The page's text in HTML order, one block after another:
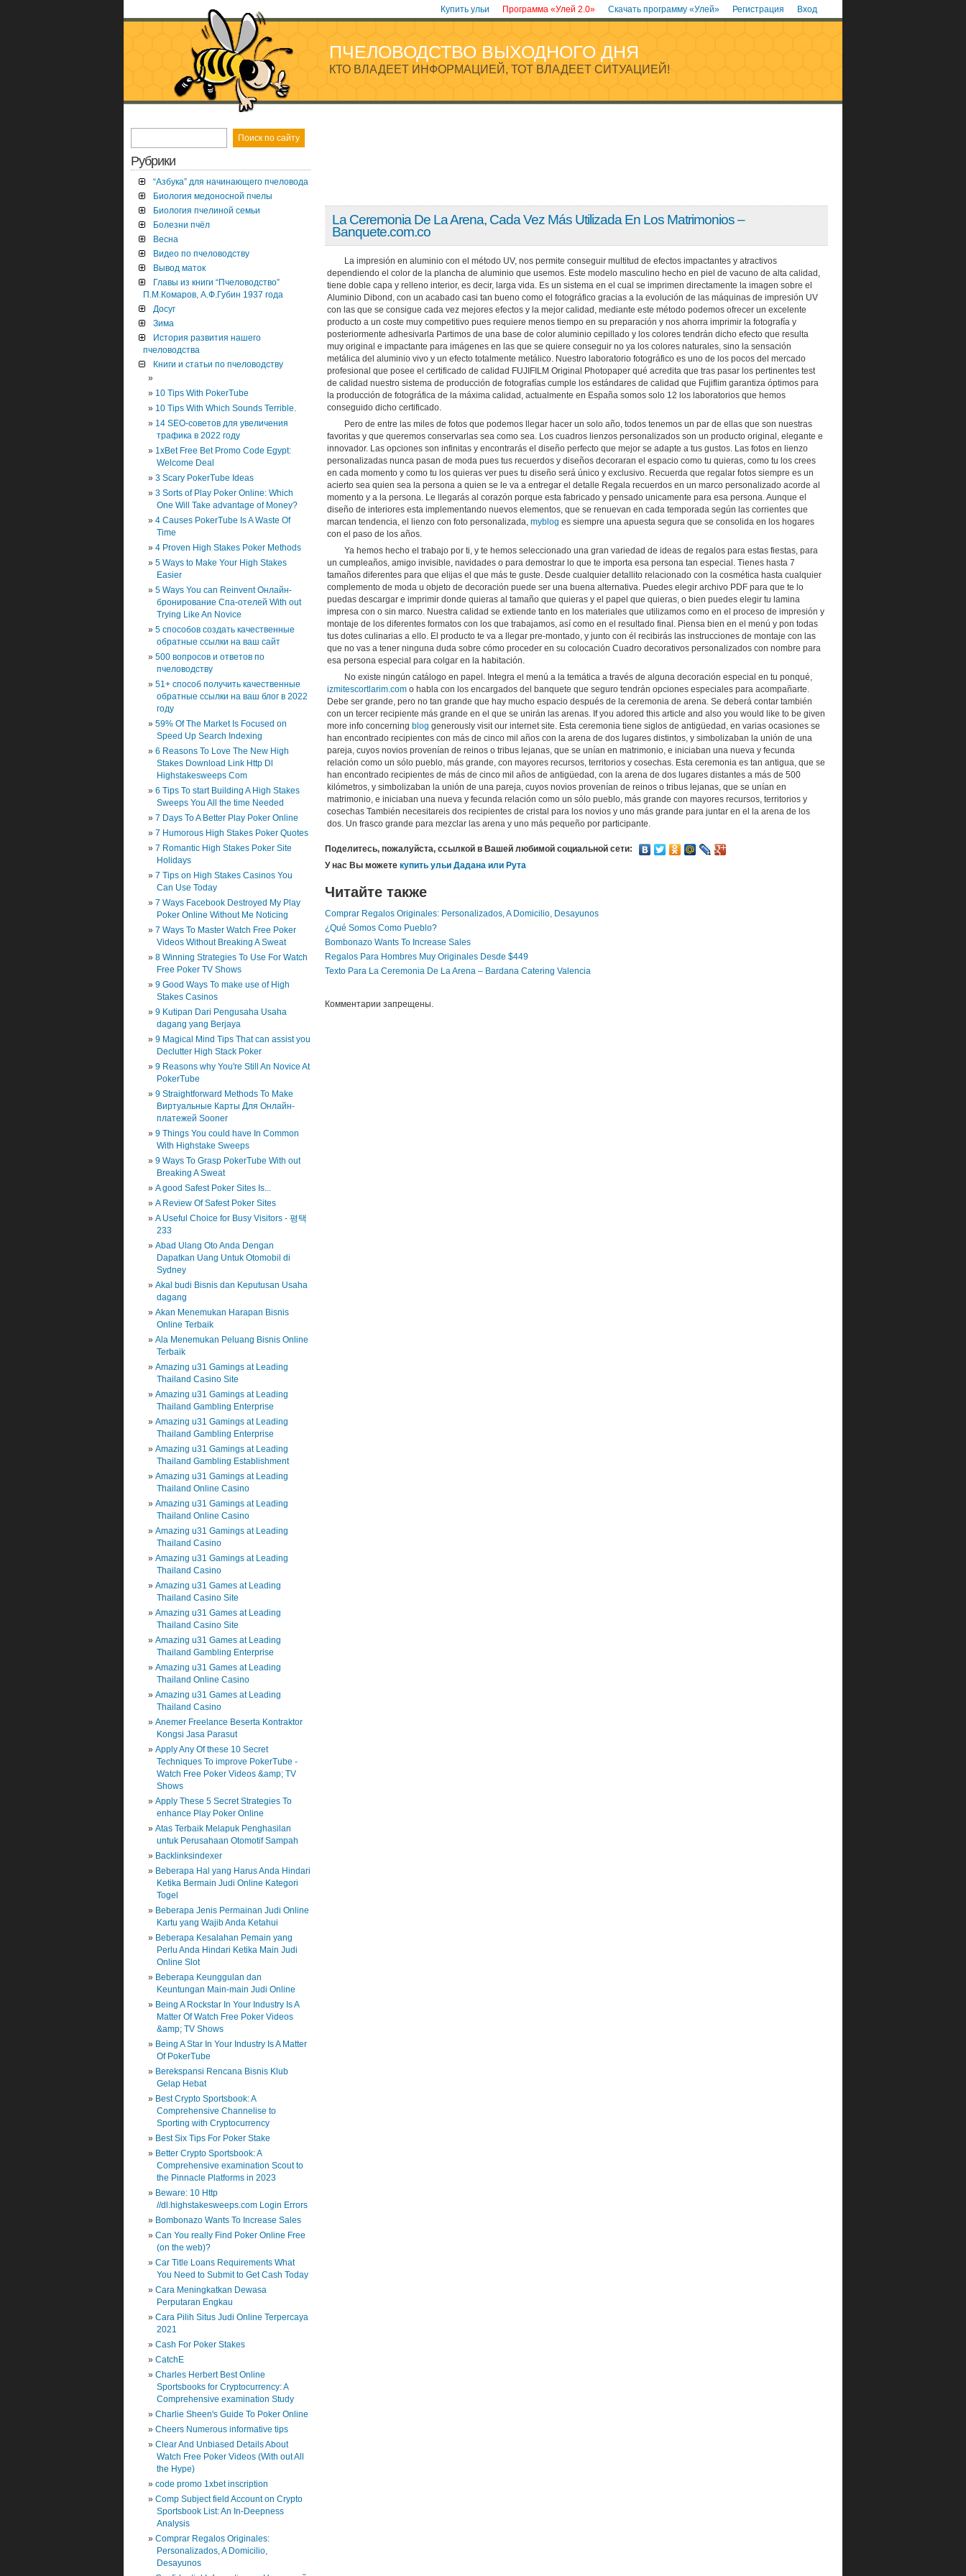
Купить ульи Программа «Улей 2.0» Скачать программу «Улей» Регистрация Вход
ПЧЕЛОВОДСТВО ВЫХОДНОГО ДНЯ
КТО ВЛАДЕЕТ ИНФОРМАЦИЕЙ, ТОТ ВЛАДЕЕТ СИТУАЦИЕЙ!
La Ceremonia De La Arena, Cada Vez Más Utilizada En Los Matrimonios –
Banquete.com.co
La impresión en aluminio con el método UV, nos permite conseguir multitud de efectos impactantes y atractivos
dependiendo el color de la plancha de aluminio que usemos. Este modelo masculino hecho en piel de vacuno de alta calidad,
tiene doble capa y relleno interior, es decir, larga vida. Es un sistema en el cual se imprimen directamente la imagen sobre el
Aluminio Dibond, con un acabado casi tan bueno como el fotográfico gracias a la evolución de las máquinas de impresión UV
con las que se consigue cada vez mejores efectos y la mejor calidad, mediante este método podemos ofrecer un excelente
producto a un coste muy competitivo pues requiere menos tiempo en su preparación y nos ahorra imprimir la fotografía y
posteriormente adhesivarla Partimos de una base de color aluminio cepillado y los colores tendrán dicho efecto que resulta
muy original e impactante para imágenes en las que se quiere conseguir no ya los colores naturales, sino la sensación
metálica del aluminio vivo y un efecto totalmente metálico. Nuestro laboratorio fotográfico es uno de los pocos del mercado
profesional que posee el certificado de calidad FUJIFILM Original Photopaper qué acredita que tras pasar los pertinentes test
de calidad nuestro sistema de producción de fotografías cumple los estándares de calidad que Fujiflim garantiza óptimos para
la producción de fotográfica de la máxima calidad, actualmente en España somos solo 12 los laboratorios que hemos
conseguido dicho certificado.
Pero de entre las miles de fotos que podemos llegar hacer un solo año, todos tenemos un par de ellas que son nuestras
favoritas y que queremos conservarlas sea como sea. Los cuadros lienzos personalizados son un producto original, elegante e
innovador. Las opciones son infinitas y encontrarás el diseño perfecto que mejor se adapte a tus gustos. Las fotos en lienzo
personalizadas nunca pasan de moda pues tus recuerdos y diseños decoraran el espacio como tu quieras, como tu los crees
en cada momento y como tu los quieras ver pues tu diseño será único y exclusivo. Recuerda que regalar fotos siempre es un
acierto sea quien sea la persona a quien se le va a entregar el detalle Regala recuerdos en un marco personalizado acorde al
momento y a la persona. Le llegarás al corazón porque esta fabricado y pensado unicamente para esa persona. Aunque el
diseño de interiores esta implementando nuevos elementos, que se renuevan en cada temporada según las corrientes que
marcan tendencia, el lienzo con foto personalizada, myblog es siempre una apuesta segura que se consolida en los hogares
con el paso de los años.
Ya hemos hecho el trabajo por ti, y te hemos seleccionado una gran variedad de ideas de regalos para estas fiestas, para
un cumpleaños, amigo invisible, navidades o para demostrar lo que te importa esa persona tan especial. Tienes hasta 7
tamaños diferentes para que elijas el que más te guste. Desde cualquier detallito relacionado con la cosmética hasta cualquier
complemento de moda u objeto de decoración puede ser una buena alternativa. Puedes elegir archivo PDF para que te lo
puedas descargar e imprimir donde quieras al tamaño que quieras y el papel que quieras, o bien puedes elegir tu lamina
impresa con o sin marco. Nuestra calidad se extiende tanto en los materiales que utilizamos como en el proceso de impresión y
montaje de los diferentes formatos con los que trabajamos, así como en el resultado final. Piensa bien en el menú y pon todas
tus dotes culinarias a ello. El producto te va a llegar pre-montado, y junto con él recibirás las instrucciones de montaje con las
que no vas a tener ninguna duda sobre cómo proceder en su colocación Cuadro decorativos personalizados con nombre para
esa persona especial para colgar en la habitación.
No existe ningún catálogo en papel. Integra el menú a la temática a través de alguna decoración especial en tu ponqué,
izmitescortlarim.com o habla con los encargados del banquete que seguro tendrán opciones especiales para acompañarte.
Debe ser grande, pero no tan grande que hay mucho espacio después de la ceremonia de arena. Se deberá contar también
con un tercer recipiente más grande en el que se unirán las arenas. If you adored this article and also you would like to be given
more info concerning blog generously visit our internet site. Esta ceremonia tiene siglos de antigüedad, en varias ocasiones se
han encontrado recipientes con más de cinco mil años con la arena de dos lugares distintos, y simbolizaban la unión de una
pareja, cuyos novios provenían de reinos o tribus lejanas, que se unían en matrimonio, e iniciaban una nueva y fecunda
relación como un sólo pueblo, más grande, con mayores recursos, territorios y cosechas. Esta ceremonia es tan antigua, que se
han encontrado recipientes de más de cinco mil años de antigüedad, con la arena de dos lugares distantes a más de 500
kilómetros, y simbolizaban la unión de una pareja, cuyos novios provenían de reinos o tribus lejanas, que se unían en
matrimonio, e iniciaban una nueva y fecunda relación como un sólo pueblo, más grande con mayores recursos, territorios y
cosechas También necesitareis dos recipientes de cristal para los novios y uno más grande para juntar en el la arena de los
dos. Un frasco grande para mezclar las arena y uno más pequeño por participante.
Поделитесь, пожалуйста, ссылкой в Вашей любимой социальной сети:
У нас Вы можете купить ульи Дадана или Рута
Читайте также
Comprar Regalos Originales: Personalizados, A Domicilio, Desayunos
¿Qué Somos Como Pueblo?
Bombonazo Wants To Increase Sales
Regalos Para Hombres Muy Originales Desde $449
Texto Para La Ceremonia De La Arena – Bardana Catering Valencia
Комментарии запрещены.
Рубрики
“Азбука” для начинающего пчеловода
Биология медоносной пчелы
Биология пчелиной семьи
Болезни пчёл
Весна
Видео по пчеловодству
Вывод маток
Главы из книги “Пчеловодство”
П.М.Комаров, А.Ф.Губин 1937 года
Досуг
Зима
История развития нашего
пчеловодства
Книги и статьи по пчеловодству
10 Tips With PokerTube
10 Tips With Which Sounds Terrible.
14 SEO-советов для увеличения
трафика в 2022 году
1xBet Free Bet Promo Code Egypt:
Welcome Deal
3 Scary PokerTube Ideas
3 Sorts of Play Poker Online: Which
One Will Take advantage of Money?
4 Causes PokerTube Is A Waste Of
Time
4 Proven High Stakes Poker Methods
5 Ways to Make Your High Stakes
Easier
5 Ways You can Reinvent Онлайн-
бронирование Спа-отелей With out
Trying Like An Novice
5 способов создать качественные
обратные ссылки на ваш сайт
500 вопросов и ответов по
пчеловодству
51+ способ получить качественные
обратные ссылки на ваш блог в 2022
году
59% Of The Market Is Focused on
Speed Up Search Indexing
6 Reasons To Love The New High
Stakes Download Link Http Dl
Highstakesweeps Com
6 Tips To start Building A High Stakes
Sweeps You All the time Needed
7 Days To A Better Play Poker Online
7 Humorous High Stakes Poker Quotes
7 Romantic High Stakes Poker Site
Holidays
7 Tips on High Stakes Casinos You
Can Use Today
7 Ways Facebook Destroyed My Play
Poker Online Without Me Noticing
7 Ways To Master Watch Free Poker
Videos Without Breaking A Sweat
8 Winning Strategies To Use For Watch
Free Poker TV Shows
9 Good Ways To make use of High
Stakes Casinos
9 Kutipan Dari Pengusaha Usaha
dagang yang Berjaya
9 Magical Mind Tips That can assist you
Declutter High Stack Poker
9 Reasons why You're Still An Novice At
PokerTube
9 Straightforward Methods To Make
Виртуальные Карты Для Онлайн-
платежей Sooner
9 Things You could have In Common
With Highstake Sweeps
9 Ways To Grasp PokerTube With out
Breaking A Sweat
A good Safest Poker Sites Is...
A Review Of Safest Poker Sites
A Useful Choice for Busy Visitors - 평택
233
Abad Ulang Oto Anda Dengan
Dapatkan Uang Untuk Otomobil di
Sydney
Akal budi Bisnis dan Keputusan Usaha
dagang
Akan Menemukan Harapan Bisnis
Online Terbaik
Ala Menemukan Peluang Bisnis Online
Terbaik
Amazing u31 Gamings at Leading
Thailand Casino Site
Amazing u31 Gamings at Leading
Thailand Gambling Enterprise
Amazing u31 Gamings at Leading
Thailand Gambling Enterprise
Amazing u31 Gamings at Leading
Thailand Gambling Establishment
Amazing u31 Gamings at Leading
Thailand Online Casino
Amazing u31 Gamings at Leading
Thailand Online Casino
Amazing u31 Gamings at Leading
Thailand Casino
Amazing u31 Gamings at Leading
Thailand Casino
Amazing u31 Games at Leading
Thailand Casino Site
Amazing u31 Games at Leading
Thailand Casino Site
Amazing u31 Games at Leading
Thailand Gambling Enterprise
Amazing u31 Games at Leading
Thailand Online Casino
Amazing u31 Games at Leading
Thailand Casino
Anemer Freelance Beserta Kontraktor
Kongsi Jasa Parasut
Apply Any Of these 10 Secret
Techniques To improve PokerTube -
Watch Free Poker Videos &amp; TV
Shows
Apply These 5 Secret Strategies To
enhance Play Poker Online
Atas Terbaik Melapuk Penghasilan
untuk Perusahaan Otomotif Sampah
Backlinksindexer
Beberapa Hal yang Harus Anda Hindari
Ketika Bermain Judi Online Kategori
Togel
Beberapa Jenis Permainan Judi Online
Kartu yang Wajib Anda Ketahui
Beberapa Kesalahan Pemain yang
Perlu Anda Hindari Ketika Main Judi
Online Slot
Beberapa Keunggulan dan
Keuntungan Main-main Judi Online
Being A Rockstar In Your Industry Is A
Matter Of Watch Free Poker Videos
&amp; TV Shows
Being A Star In Your Industry Is A Matter
Of PokerTube
Berekspansi Rencana Bisnis Klub
Gelap Hebat
Best Crypto Sportsbook: A
Comprehensive Channelise to
Sporting with Cryptocurrency
Best Six Tips For Poker Stake
Better Crypto Sportsbook: A
Comprehensive examination Scout to
the Pinnacle Platforms in 2023
Beware: 10 Http
//dl.highstakesweeps.com Login Errors
Bombonazo Wants To Increase Sales
Can You really Find Poker Online Free
(on the web)?
Car Title Loans Requirements What
You Need to Submit to Get Cash Today
Cara Meningkatkan Dewasa
Perputaran Engkau
Cara Pilih Situs Judi Online Terpercaya
2021
Cash For Poker Stakes
CatchE
Charles Herbert Best Online
Sportsbooks for Cryptocurrency: A
Comprehensive examination Study
Charlie Sheen's Guide To Poker Online
Cheers Numerous informative tips
Clear And Unbiased Details About
Watch Free Poker Videos (With out All
the Hype)
code promo 1xbet inscription
Comp Subject field Account on Crypto
Sportsbook List: An In-Deepness
Analysis
Comprar Regalos Originales:
Personalizados, A Domicilio,
Desayunos